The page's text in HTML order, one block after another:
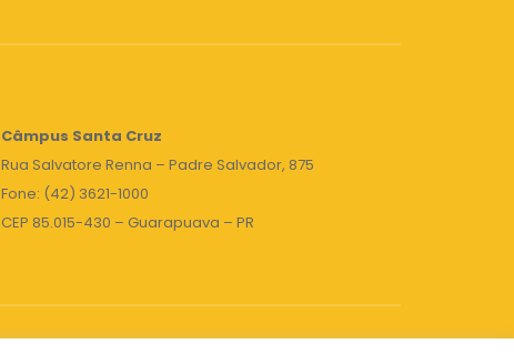
Câmpus Santa Cruz
Rua Salvatore Renna – Padre Salvador, 875
Fone: (42) 3621-1000
CEP 85.015-430 – Guarapuava – PR